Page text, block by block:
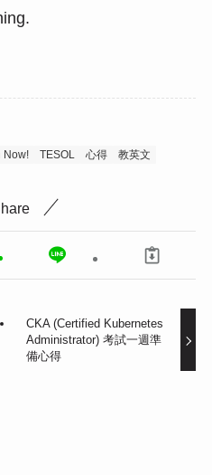
Now! TESOL 心得 教英文
CKA (Certified Kubernetes
Administrator) 考試一週準
備心得